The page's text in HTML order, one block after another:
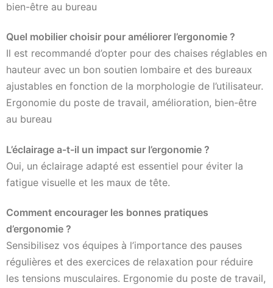
bien-être au bureau
Quel mobilier choisir pour améliorer l’ergonomie ?
Il est recommandé d’opter pour des chaises réglables en
hauteur avec un bon soutien lombaire et des bureaux
ajustables en fonction de la morphologie de l’utilisateur.
Ergonomie du poste de travail, amélioration, bien-être
au bureau
L’éclairage a-t-il un impact sur l’ergonomie ?
Oui, un éclairage adapté est essentiel pour éviter la
fatigue visuelle et les maux de tête.
Comment encourager les bonnes pratiques
d’ergonomie ?
Sensibilisez vos équipes à l’importance des pauses
régulières et des exercices de relaxation pour réduire
les tensions musculaires. Ergonomie du poste de travail,